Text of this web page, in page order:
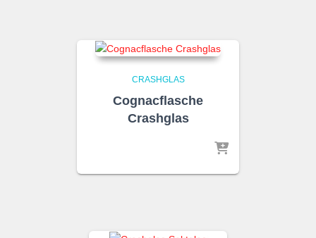
CRASHGLAS
Cognacflasche
Crashglas